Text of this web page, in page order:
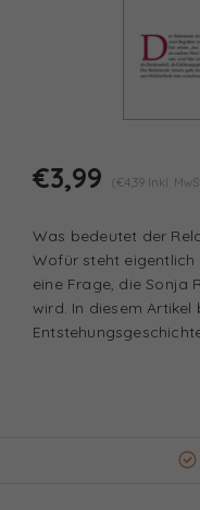
€3,99 (€4,39 Inkl.
Was bedeutet der
Wofür steht eigentlich
eine Frage, die Sonja
wird. In diesem Artikel